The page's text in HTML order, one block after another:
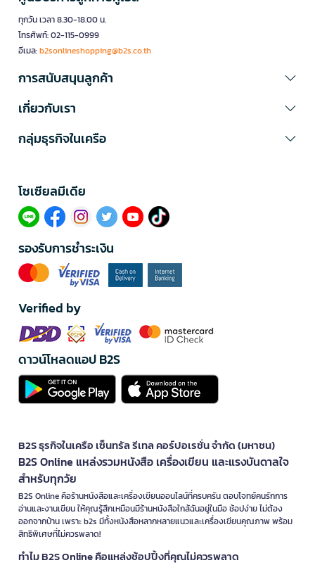
ทุกวัน เวลา 8.30-18.00 น.
โทรศัพท์: 02-115-0999
อีเมล:b2sonlineshopping@b2s.co.th
การสนับสนุนลูกค้า
เกี่ยวกับเรา
กลุ่มธุรกิจในเครือ
โซเซียลมีเดีย​
รองรับการชำระเงิน
Verified by
ดาวน์โหลดแอป B2S
B2S ธุรกิจในเครือ เซ็นทรัล รีเทล คอร์ปอเรชั่น จำกัด (มหาชน)
B2S Online แหล่งรวมหนังสือ เครื่องเขียน และแรงบันดาลใจ
สำหรับทุกวัย
B2S Online คือร้านหนังสือและเครื่องเขียนออนไลน์ที่ครบครัน ตอบโจทย์คนรักการ
อ่านและงานเขียน ให้คุณรู้สึกเหมือนมีร้านหนังสือใกล้ฉันอยู่ในมือ ช้อปง่าย ไม่ต้อง
ออกจากบ้าน เพราะ b2s มีทั้งหนังสือหลากหลายแนวและเครื่องเขียนคุณภาพ พร้อม
สิทธิพิเศษที่ไม่ควรพลาด!
ทำไม B2S Online คือแหล่งช้อปปิ้งที่คุณไม่ควรพลาด